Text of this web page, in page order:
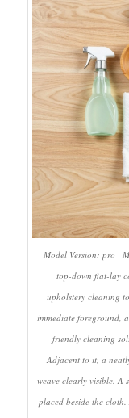
Model Version: pro |
top-down flat-lay
upholstery cleaning
immediate foreground,
friendly cleaning
Adjacent to it, a
weave clearly visible. A
placed beside the